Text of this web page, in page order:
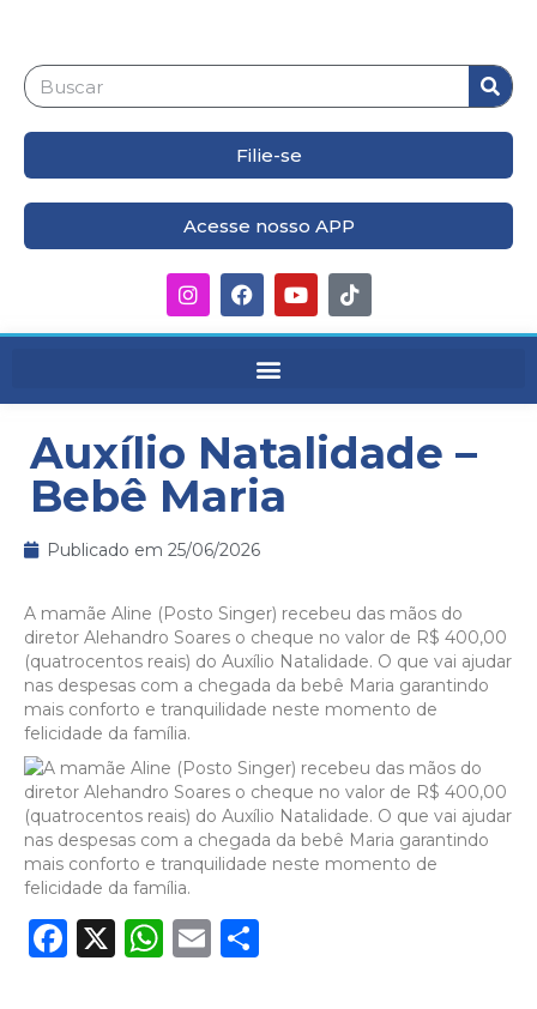
Filie-se
Acesse nosso APP
Auxílio Natalidade –
Bebê Maria
Publicado em 25/06/2026
A mamãe Aline (Posto Singer) recebeu das mãos do
diretor Alehandro Soares o cheque no valor de R$ 400,00
(quatrocentos reais) do Auxílio Natalidade. O que vai ajudar
nas despesas com a chegada da bebê Maria garantindo
mais conforto e tranquilidade neste momento de
felicidade da família.
Facebook
X WhatsApp
Email